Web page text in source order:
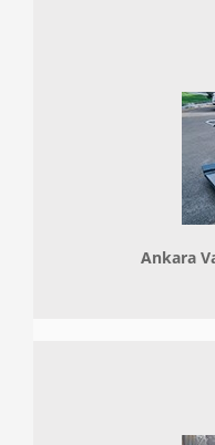
Ankara